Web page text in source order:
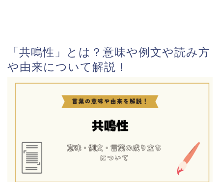
「共鳴性」とは？意味や例文や読み方
や由来について解説！